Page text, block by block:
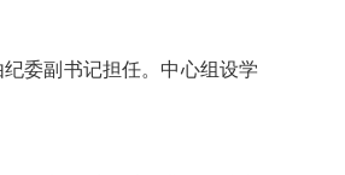
委副书记担任。中心组设学